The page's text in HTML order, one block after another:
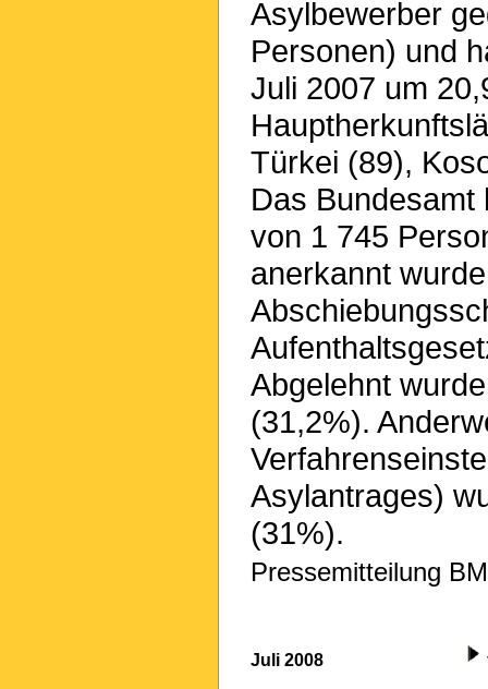
Asylbewerber
Personen) und
Juli 2007 um
Türkei (89),
Das Bundesamt
von 1 745
anerkannt
Abgelehnt
(31,2%).
Asylantrages)
(31%).
Pressemitteilung
Juli 2008